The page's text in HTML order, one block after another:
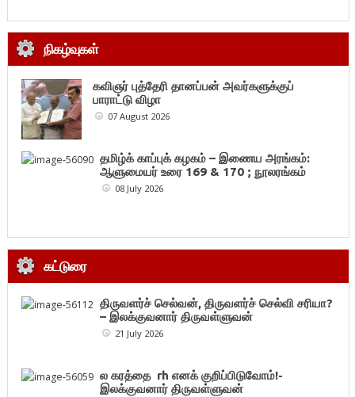
நிகழ்வுகள்
கவிஞர் புத்தேரி தானப்பன் அவர்களுக்குப்
பாராட்டு விழா
07 August 2026
தமிழ்க் காப்புக் கழகம் – இணைய அரங்கம்:
ஆளுமையர் உரை 169 & 170 ; நூலரங்கம்
08 July 2026
கட்டுரை
திருவளர்ச் செல்வன், திருவளர்ச் செல்வி சரியா?
– இலக்குவனார் திருவள்ளுவன்
21 July 2026
ல கரத்தை rh எனக் குறிப்பிடுவோம்!-
இலக்குவனார் திருவள்ளுவன்